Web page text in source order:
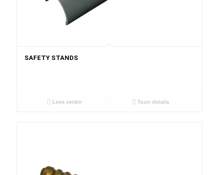
SAFETY STANDS
Lees verder Toon details